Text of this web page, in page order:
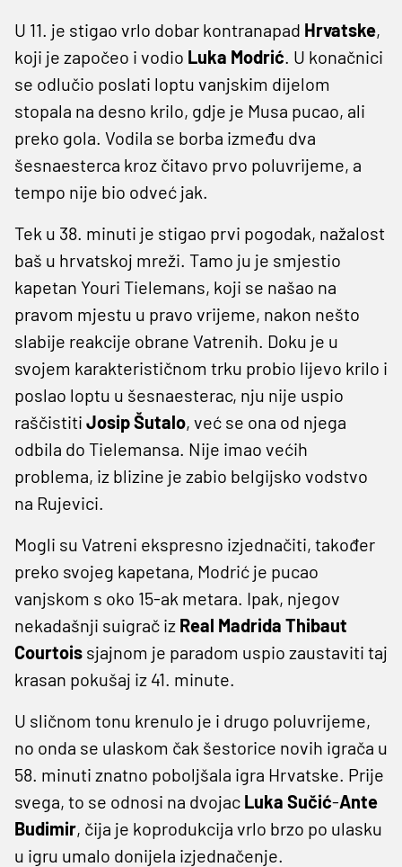
U 11. je stigao vrlo dobar kontranapad Hrvatske,
koji je započeo i vodio Luka Modrić. U konačnici
se odlučio poslati loptu vanjskim dijelom
stopala na desno krilo, gdje je Musa pucao, ali
preko gola. Vodila se borba između dva
šesnaesterca kroz čitavo prvo poluvrijeme, a
tempo nije bio odveć jak.
Tek u 38. minuti je stigao prvi pogodak, nažalost
baš u hrvatskoj mreži. Tamo ju je smjestio
kapetan Youri Tielemans, koji se našao na
pravom mjestu u pravo vrijeme, nakon nešto
slabije reakcije obrane Vatrenih. Doku je u
svojem karakterističnom trku probio lijevo krilo i
poslao loptu u šesnaesterac, nju nije uspio
raščistiti Josip Šutalo, već se ona od njega
odbila do Tielemansa. Nije imao većih
problema, iz blizine je zabio belgijsko vodstvo
na Rujevici.
Mogli su Vatreni ekspresno izjednačiti, također
preko svojeg kapetana, Modrić je pucao
vanjskom s oko 15-ak metara. Ipak, njegov
nekadašnji suigrač iz Real Madrida Thibaut
Courtois sjajnom je paradom uspio zaustaviti taj
krasan pokušaj iz 41. minute.
U sličnom tonu krenulo je i drugo poluvrijeme,
no onda se ulaskom čak šestorice novih igrača u
58. minuti znatno poboljšala igra Hrvatske. Prije
svega, to se odnosi na dvojac Luka Sučić-Ante
Budimir, čija je koprodukcija vrlo brzo po ulasku
u igru umalo donijela izjednačenje.